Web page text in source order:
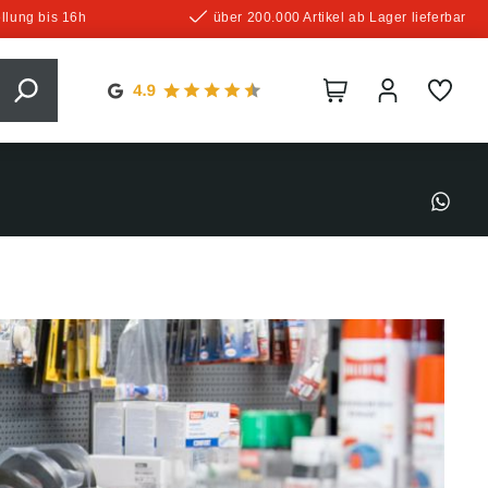
bis 16h über 200.000 Artikel ab Lager lieferbar